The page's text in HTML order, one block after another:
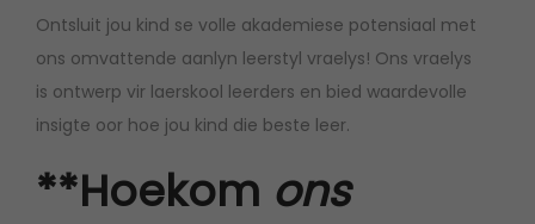
r
i
n
g
a
Ontsluit jou kind se volle akademiese potensiaal met
ons omvattende aanlyn leerstyl vraelys! Ons vraelys
is ontwerp vir laerskool leerders en bied waardevolle
insigte oor hoe jou kind die beste leer.
**Hoekom ons